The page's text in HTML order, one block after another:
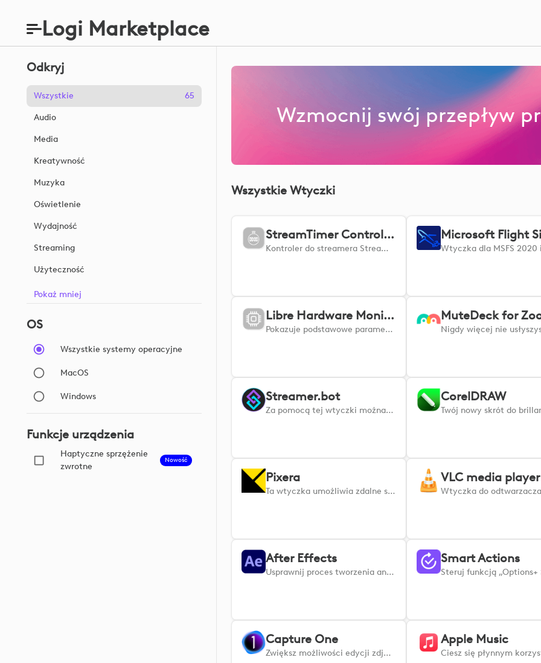
Logi Marketplace
Odkryj
Wszystkie 65
Audio
Media
Kreatywność
Muzyka
Oświetlenie
Wydajność
Streaming
Użyteczność
Pokaż mniej
OS
Wszystkie systemy operacyjne
MacOS
Windows
Funkcje urządzenia
Haptyczne sprzężenie
zwrotne
Nowość
Wzmocnij swój przepływ
Wszystkie Wtyczki
StreamTimer Controller
Kontroler do streamera Streamtimer.io! Subathony, pociągi i inne przydatne narzędzia dla streamerów na żywo. Wtyczka dla MSFS 2020
Libre Hardware Monitor
Pokazuje podstawowe parametry sprzętowe komputera (temperatura CPU i GPU, obciążenie CPU, GPU i pamięci, zużycie energii przez CPU itp.)
Streamer.bot
Za pomocą tej wtyczki można wykonywać akcje w aplikacji Streamer.bot.
CorelDRAW
Pixera
Ta wtyczka umożliwia zdalne sterowanie programem Pixera oraz wszystkimi modułami w ramach Pixera Control.
VLC media player
After Effects
Usprawnij proces tworzenia animacji i efektów wizualnych dzięki wtyczce Adobe After Effects dla urządzenia Logi.
Smart Actions
Capture One
Zwiększ możliwości edycji zdjęć! Ta wtyczka płynnie integruje się z urządzeniami MX, zapewniając bezpośrednią kontrolę nad podstawowymi narzędziami Capture One. Z łatwością zarządzaj kluczowymi działaniami, takimi jak regulacja ekspozycji, kontrastu i balansu bieli, nawiguj po obrazach i przełączaj się między panelami edycji. Co więcej, możesz precyzyjnie dostosowywać ustawienia pędzla, powiększać, nakładać warstwy i maski oraz wykonywać precyzyjną korekcję kolorów, a wszystko to z dotykową precyzją. Niezależnie od tego, czy organizujesz sesję zdjęciową, retuszujesz obrazy, czy przetwarzasz je wsadowo, ta wtyczka usprawnia przepływ pracy. Zapewnia szybszą, praktyczną kontrolę nad potężnymi funkcjami edycji Capture One, co skutkuje zwiększoną wydajnością i ulepszoną kreatywnością.
Apple Music